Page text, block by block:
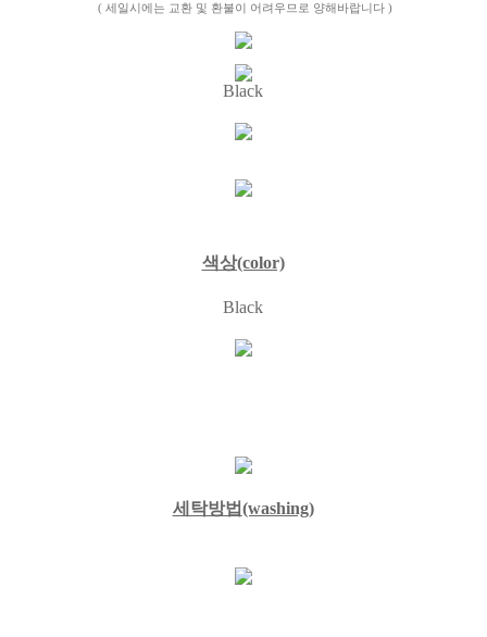
( 세일시에는 교환 및 환불이 어려우므로 양해바랍니다 )
Black
색상(color)
Black
세탁방법(washing)